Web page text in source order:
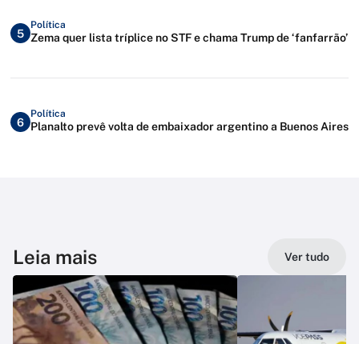
5
Política
Zema quer lista tríplice no STF e chama Trump de ‘fanfarrão’
6
Política
Planalto prevê volta de embaixador argentino a Buenos Aires
Leia mais Ver tudo